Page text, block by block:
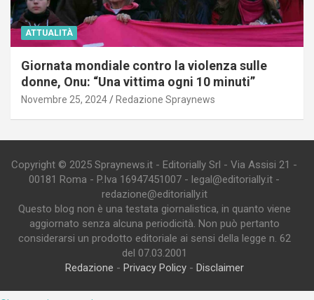
ATTUALITÀ
Giornata mondiale contro la violenza sulle
donne, Onu: “Una vittima ogni 10 minuti”
Novembre 25, 2024 Redazione Spraynews
Copyright © 2025 Spraynews.it - Editorially Srl - Via Assisi 21 -
00181 Roma - P.Iva 16947451007 - legal@editorially.it -
redazione@editorially.it
Questo blog non è una testata giornalistica, in quanto viene
aggiornato senza alcuna periodicità. Non può pertanto
considerarsi un prodotto editoriale ai sensi della legge n. 62
del 07.03.2001
Redazione - Privacy Policy- Disclaimer